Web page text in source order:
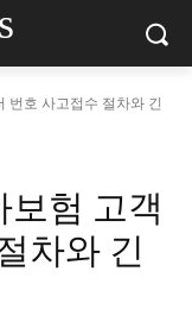
번호 사고접수 절차와 긴
험 고객
차와 긴